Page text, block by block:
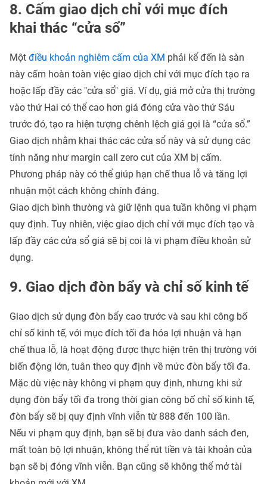
8. Cấm giao dịch chỉ với mục đích
khai thác “cửa sổ”
Một điều khoản nghiêm cấm của XM phải kể đến là sàn
này cấm hoàn toàn việc giao dịch chỉ với mục đích tạo ra
hoặc lấp đầy các "cửa sổ" giá. Ví dụ, giá mở cửa thị trường
vào thứ Hai có thể cao hơn giá đóng cửa vào thứ Sáu
trước đó, tạo ra hiện tượng chênh lệch giá gọi là “cửa sổ.”
Giao dịch nhằm khai thác các cửa sổ này và sử dụng các
tính năng như margin call zero cut của XM bị cấm.
Phương pháp này có thể giúp hạn chế thua lỗ và tăng lợi
nhuận một cách không chính đáng.
Giao dịch bình thường và giữ lệnh qua tuần không vi phạm
quy định. Tuy nhiên, việc giao dịch chỉ với mục đích tạo và
lấp đầy các cửa sổ giá sẽ bị coi là vi phạm điều khoản sử
dụng.
9. Giao dịch đòn bẩy và chỉ số kinh tế
Giao dịch sử dụng đòn bẩy cao trước và sau khi công bố
chỉ số kinh tế, với mục đích tối đa hóa lợi nhuận và hạn
chế thua lỗ, là hoạt động được thực hiện trên thị trường với
biến động lớn, tuân theo quy định về mức đòn bẩy tối đa.
Mặc dù việc này không vi phạm quy định, nhưng khi sử
dụng đòn bẩy tối đa trong thời gian công bố chỉ số kinh tế,
đòn bẩy sẽ bị quy định vĩnh viễn từ 888 đến 100 lần.
Nếu vi phạm quy định, bạn sẽ bị đưa vào danh sách đen,
mất toàn bộ lợi nhuận, không thể rút tiền và tài khoản của
bạn sẽ bị đóng vĩnh viễn. Bạn cũng sẽ không thể mở tài